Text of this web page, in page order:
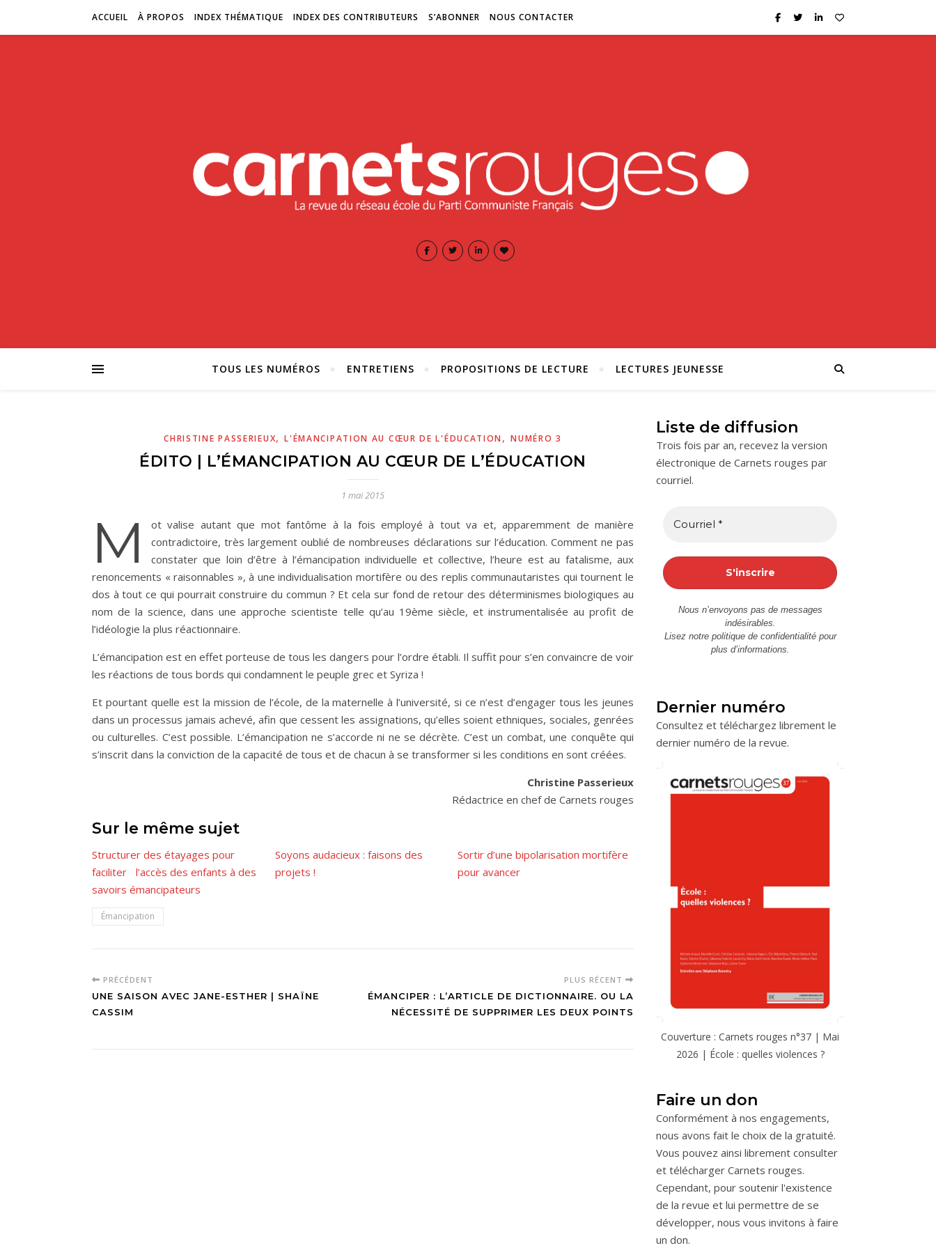
ACCUEIL À PROPOS INDEX THÉMATIQUE INDEX DES CONTRIBUTEURS S’ABONNER NOUS CONTACTER
TOUS LES NUMÉROS ENTRETIENS PROPOSITIONS DE LECTURE LECTURES JEUNESSE
CHRISTINE PASSERIEUX,L'ÉMANCIPATION AU CŒUR DE L'ÉDUCATION ,NUMÉRO 3
ÉDITO | L’ÉMANCIPATION AU CŒUR DE L’ÉDUCATION
1 mai 2015
M
ot valise autant que mot fantôme à la fois employé à tout va et, apparemment de manière
contradictoire, très largement oublié de nombreuses déclarations sur l’éducation. Comment ne pas
constater que loin d’être à l’émancipation individuelle et collective, l’heure est au fatalisme, aux
renoncements « raisonnables », à une individualisation mortifère ou des replis communautaristes qui tournent le
dos à tout ce qui pourrait construire du commun ? Et cela sur fond de retour des déterminismes biologiques au
nom de la science, dans une approche scientiste telle qu’au 19ème siècle, et instrumentalisée au profit de
l’idéologie la plus réactionnaire.
L’émancipation est en effet porteuse de tous les dangers pour l’ordre établi. Il suffit pour s’en convaincre de voir
les réactions de tous bords qui condamnent le peuple grec et Syriza !
Et pourtant quelle est la mission de l’école, de la maternelle à l’université, si ce n’est d’engager tous les jeunes
dans un processus jamais achevé, afin que cessent les assignations, qu’elles soient ethniques, sociales, genrées
ou culturelles. C’est possible. L’émancipation ne s’accorde ni ne se décrète. C’est un combat, une conquête qui
s’inscrit dans la conviction de la capacité de tous et de chacun à se transformer si les conditions en sont créées.
Christine Passerieux
Rédactrice en chef de Carnets rouges
Sur le même sujet
Structurer des étayages pour
faciliter l’accès des enfants à des
savoirs émancipateurs
Soyons audacieux : faisons des
projets !
Sortir d’une bipolarisation mortifère
pour avancer
Émancipation
PRÉCÉDENT
UNE SAISON AVEC JANE-ESTHER | SHAÏNE
CASSIM
PLUS RÉCENT
ÉMANCIPER : L’ARTICLE DE DICTIONNAIRE. OU LA
NÉCESSITÉ DE SUPPRIMER LES DEUX POINTS
Liste de diffusion
Trois fois par an, recevez la version
électronique de Carnets rouges par
courriel.
Nous n’envoyons pas de messages
indésirables.
Lisez notre politique de confidentialitépour
plus d’informations.
Dernier numéro
Consultez et téléchargez librement le
dernier numéro de la revue.
Couverture : Carnets rouges n°37 | Mai
2026 | École : quelles violences ?
Faire un don
Conformément à nos engagements,
nous avons fait le choix de la gratuité.
Vous pouvez ainsi librement consulter
et télécharger Carnets rouges.
Cependant, pour soutenir l'existence
de la revue et lui permettre de se
développer, nous vous invitons à faire
un don.